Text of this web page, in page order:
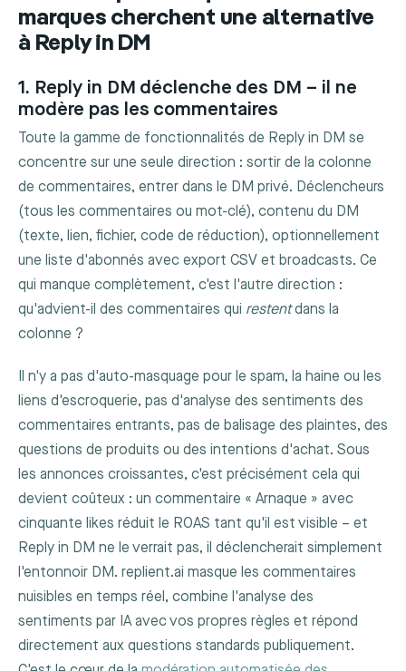
marques cherchent une alternative
à Reply in DM
1. Reply in DM déclenche des DM – il ne
modère pas les commentaires
Toute la gamme de fonctionnalités de Reply in DM se
concentre sur une seule direction : sortir de la colonne
de commentaires, entrer dans le DM privé. Déclencheurs
(tous les commentaires ou mot-clé), contenu du DM
(texte, lien, fichier, code de réduction), optionnellement
une liste d'abonnés avec export CSV et broadcasts. Ce
qui manque complètement, c'est l'autre direction :
qu'advient-il des commentaires qui restentdans la
colonne ?
Il n'y a pas d'auto-masquage pour le spam, la haine ou les
liens d'escroquerie, pas d'analyse des sentiments des
commentaires entrants, pas de balisage des plaintes, des
questions de produits ou des intentions d'achat. Sous
les annonces croissantes, c'est précisément cela qui
devient coûteux : un commentaire « Arnaque » avec
cinquante likes réduit le ROAS tant qu'il est visible – et
Reply in DM ne le verrait pas, il déclencherait simplement
l'entonnoir DM. replient.ai masque les commentaires
nuisibles en temps réel, combine l'analyse des
sentiments par IA avec vos propres règles et répond
directement aux questions standards publiquement.